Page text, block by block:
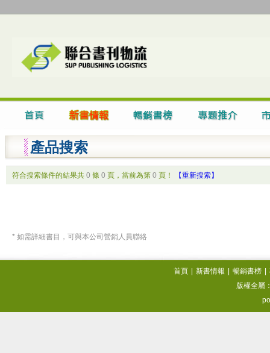
產品搜索
符合搜索條件的結果共 0 條 0 頁，當前為第 0 頁！ 【重新搜索】
* 如需詳細書目，可與本公司營銷人員聯絡
首頁 新書情報 暢銷書榜
版權全屬